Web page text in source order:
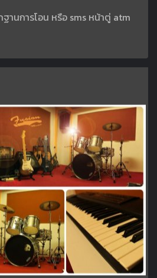
านการโอน หรือ sms หน้าตู่ atm